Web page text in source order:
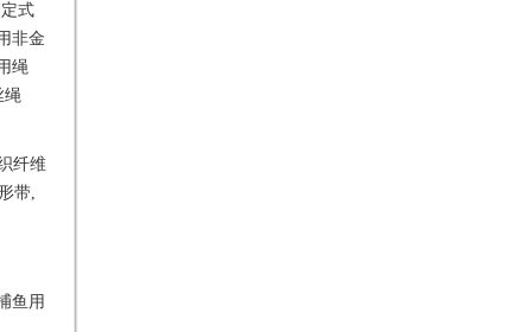
式
非金
绳
绳
纤维
带,
鱼用